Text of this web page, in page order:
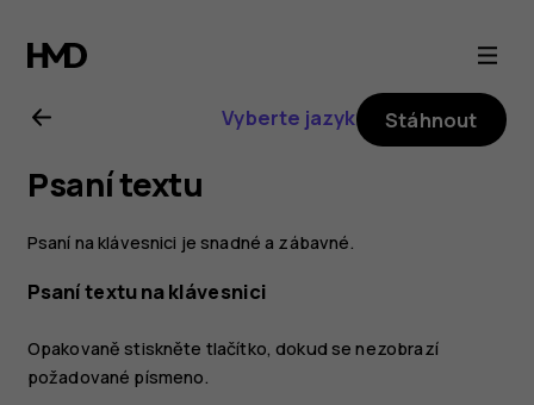
Uživatelská
příručka
k telefonu
Nokia
6300
4G
Vyberte jazyk Stáhnout
Psaní textu
Psaní na klávesnici je snadné a zábavné.
Psaní textu na klávesnici
Opakovaně stiskněte tlačítko, dokud se nezobrazí
požadované písmeno.